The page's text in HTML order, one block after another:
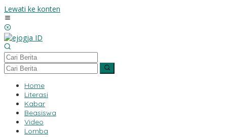
Lewati ke konten
Home
Literasi
Kabar
Beasiswa
Video
Lomba